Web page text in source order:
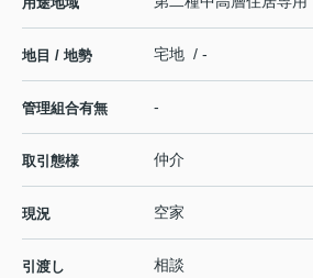
地目 / 地勢 宅地 / -
管理組合有無 -
取引態様 仲介
現況 空家
引渡し 相談